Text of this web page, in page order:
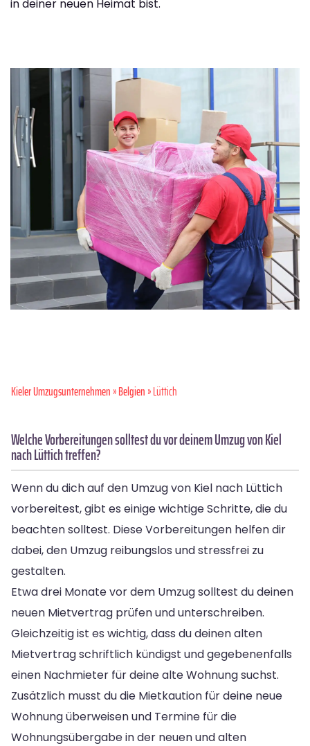
in deiner neuen Heimat bist.
Kieler Umzugsunternehmen»Belgien» Lüttich
Welche Vorbereitungen solltest du vor deinem Umzug von Kiel
nach Lüttich treffen?
Wenn du dich auf den Umzug von Kiel nach Lüttich
vorbereitest, gibt es einige wichtige Schritte, die du
beachten solltest. Diese Vorbereitungen helfen dir
dabei, den Umzug reibungslos und stressfrei zu
gestalten.
Etwa drei Monate vor dem Umzug solltest du deinen
neuen Mietvertrag prüfen und unterschreiben.
Gleichzeitig ist es wichtig, dass du deinen alten
Mietvertrag schriftlich kündigst und gegebenenfalls
einen Nachmieter für deine alte Wohnung suchst.
Zusätzlich musst du die Mietkaution für deine neue
Wohnung überweisen und Termine für die
Wohnungsübergabe in der neuen und alten